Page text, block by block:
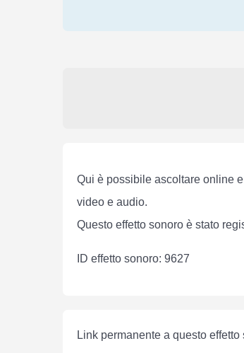
Qui è possibile ascoltare online
video e audio.
Questo effetto sonoro è stato
ID effetto sonoro: 9627
Link permanente a questo effetto